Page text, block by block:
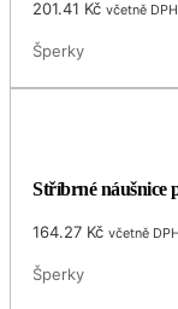
201.41 Kč včetně DPH
Šperky
Stříbrné náušnice
164.27 Kč včetně DPH
Šperky